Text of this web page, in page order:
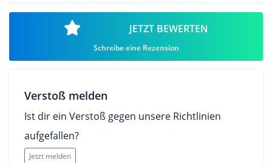
JETZT BEWERTEN
Schreibe eine Rezension
Verstoß melden
Ist dir ein Verstoß gegen unsere Richtlinien
aufgefallen?
Jetzt melden